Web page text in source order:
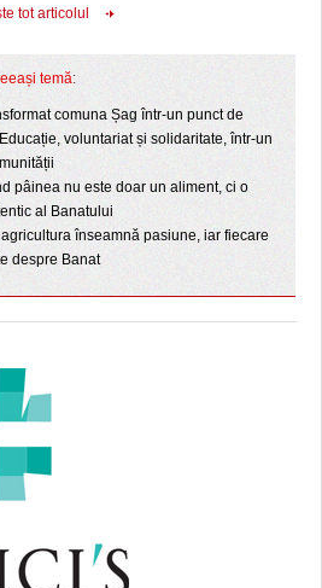
tot articolul
temă:
comuna Șag într-un punct de
voluntariat și solidaritate, într-un
pâinea nu este doar un aliment, ci o
al Banatului
înseamnă pasiune, iar fiecare
despre Banat